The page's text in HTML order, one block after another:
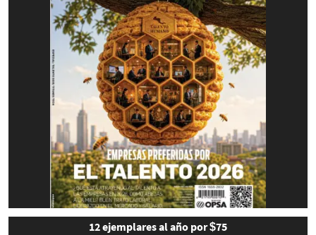
12 ejemplares al año por $75